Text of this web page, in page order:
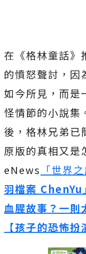
在《格林童話》
的憤怒聲討，因
如今所見，而是
怪情節的小說集
後，格林兄弟已
原版的真相又是
eNews 「世界之
羽檔案 ChenYu
血腥故事？一則
【孩子的恐怖扮